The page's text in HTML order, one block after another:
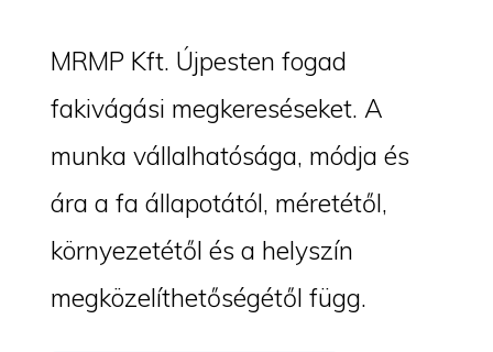
MRMP Kft. Újpesten fogad
fakivágási megkereséseket. A
munka vállalhatósága, módja és
ára a fa állapotától, méretétől,
környezetétől és a helyszín
megközelíthetőségétől függ.